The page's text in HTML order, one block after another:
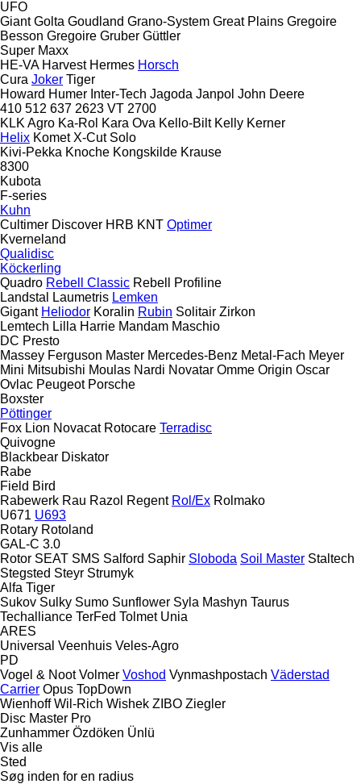
UFO
Giant Golta Goudland Grano-System Great Plains Gregoire
Besson Gregoire Gruber Güttler
Super Maxx
HE-VA Harvest Hermes Horsch
Cura Joker Tiger
Howard Humer Inter-Tech Jagoda Janpol John Deere
410 512 637 2623 VT 2700
KLK Agro Ka-Rol Kara Ova Kello-Bilt Kelly Kerner
Helix Komet X-Cut Solo
Kivi-Pekka Knoche Kongskilde Krause
8300
Kubota
F-series
Kuhn
Cultimer Discover HRB KNT Optimer
Kverneland
Qualidisc
Köckerling
Quadro Rebell Classic Rebell Profiline
Landstal
Laumetris Lemken
Gigant Heliodor Koralin Rubin Solitair Zirkon
Lemtech Lilla Harrie Mandam Maschio
DC Presto
Massey Ferguson Master Mercedes-Benz Metal-Fach Meyer
Mini Mitsubishi Moulas Nardi Novatar Omme Origin Oscar
Ovlac Peugeot Porsche
Boxster
Pöttinger
Fox Lion Novacat Rotocare Terradisc
Quivogne
Blackbear Diskator
Rabe
Field Bird
Rabewerk Rau Razol Regent Rol/Ex Rolmako
U671 U693
Rotary Rotoland
GAL-C 3.0
Rotor SEAT SMS Salford Saphir Sloboda Soil Master Staltech
Stegsted Steyr Strumyk
Alfa Tiger
Sukov Sulky Sumo Sunflower Syla Mashyn Taurus
Techalliance TerFed Tolmet Unia
ARES
Universal Veenhuis Veles-Agro
PD
Vogel & Noot Volmer Voshod Vynmashpostach Väderstad
Carrier Opus TopDown
Wienhoff Wil-Rich Wishek ZIBO Ziegler
Disc Master Pro
Zunhammer Özdöken Ünlü
Vis alle
Sted
Søg inden for en radius